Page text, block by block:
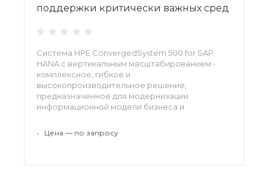
поддержки критически важных сред
Система HPE ConvergedSystem 500 for SAP
HANA с вертикальным масштабированием -
комплексное, гибкое и
высокопроизводительное решение,
предназначенное для модернизации
информационной модели бизнеса и
интеграции в существующие среды повышают
• Цена — по запросу